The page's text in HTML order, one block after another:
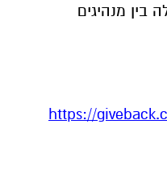
בין מנהיגים
https://